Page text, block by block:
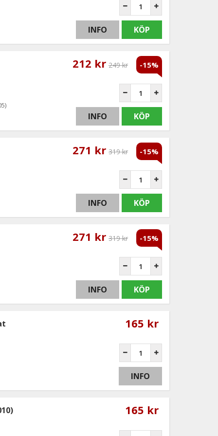
INFO KÖP
212 kr 249 kr -15%
INFO KÖP
271 kr 319 kr -15%
INFO KÖP
271 kr 319 kr -15%
INFO KÖP
165 kr
INFO
165 kr